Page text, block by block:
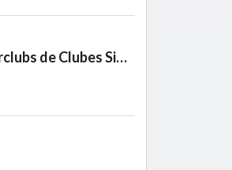
Campeonato Internacional Interclubs de Clubes Sin Campo